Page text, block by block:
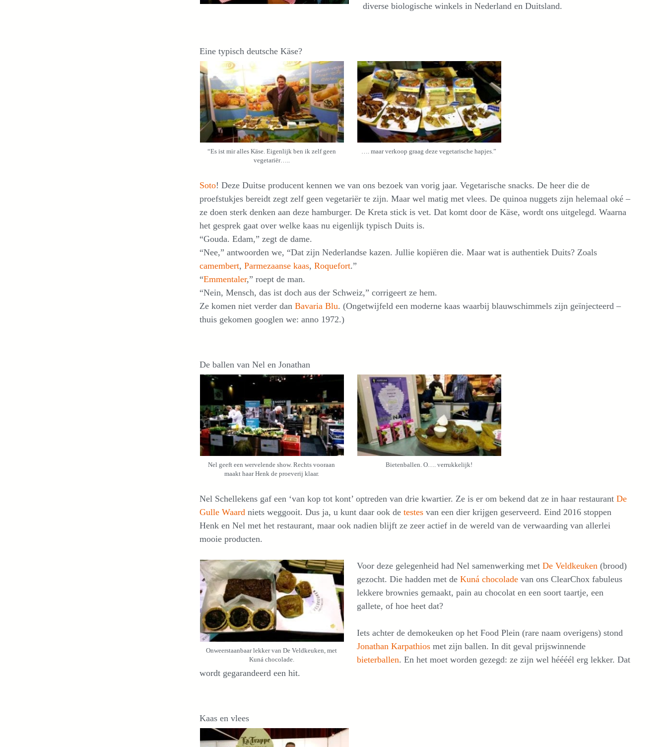
diverse biologische winkels in Nederland en Duitsland.
Eine typisch deutsche Käse?
“Es ist mir alles Käse. Eigenlijk ben ik zelf geen
vegetariër…..
…. maar verkoop graag deze vegetarische hapjes.”
Soto! Deze Duitse producent kennen we van ons bezoek van vorig jaar. Vegetarische snacks. De heer die de
proefstukjes bereidt zegt zelf geen vegetariër te zijn. Maar wel matig met vlees. De quinoa nuggets zijn helemaal oké –
ze doen sterk denken aan deze hamburger. De Kreta stick is vet. Dat komt door de Käse, wordt ons uitgelegd. Waarna
het gesprek gaat over welke kaas nu eigenlijk typisch Duits is.
“Gouda. Edam,” zegt de dame.
“Nee,” antwoorden we, “Dat zijn Nederlandse kazen. Jullie kopiëren die. Maar wat is authentiek Duits? Zoals
camembert, Parmezaanse kaas, Roquefort.”
“Emmentaler,” roept de man.
“Nein, Mensch, das ist doch aus der Schweiz,” corrigeert ze hem.
Ze komen niet verder dan Bavaria Blu. (Ongetwijfeld een moderne kaas waarbij blauwschimmels zijn geïnjecteerd –
thuis gekomen googlen we: anno 1972.)
De ballen van Nel en Jonathan
Nel geeft een wervelende show. Rechts vooraan
maakt haar Henk de proeverij klaar.
Bietenballen. O…. verrukkelijk!
Nel Schellekens gaf een ‘van kop tot kont’ optreden van drie kwartier. Ze is er om bekend dat ze in haar restaurant De
Gulle Waard niets weggooit. Dus ja, u kunt daar ook de testes van een dier krijgen geserveerd. Eind 2016 stoppen
Henk en Nel met het restaurant, maar ook nadien blijft ze zeer actief in de wereld van de verwaarding van allerlei
mooie producten.
Onweerstaanbaar lekker van De Veldkeuken, met
Kuná chocolade.
Voor deze gelegenheid had Nel samenwerking met De Veldkeuken (brood)
gezocht. Die hadden met de Kuná chocolade van ons ClearChox fabuleus
lekkere brownies gemaakt, pain au chocolat en een soort taartje, een
gallete, of hoe heet dat?
Iets achter de demokeuken op het Food Plein (rare naam overigens) stond
Jonathan Karpathios met zijn ballen. In dit geval prijswinnende
bieterballen. En het moet worden gezegd: ze zijn wel héééél erg lekker. Dat
wordt gegarandeerd een hit.
Kaas en vlees